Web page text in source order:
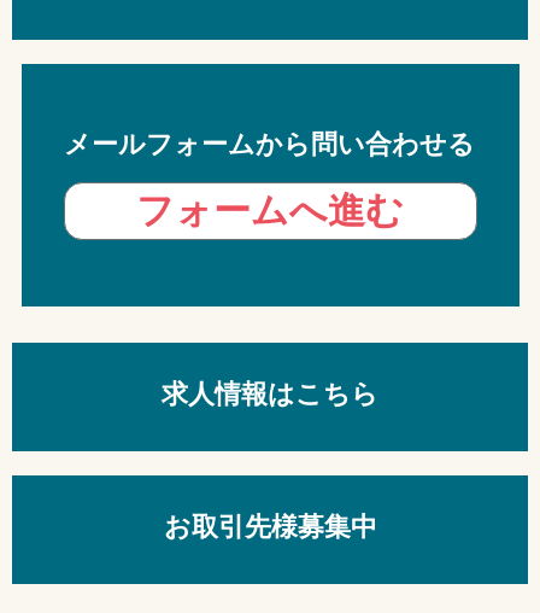
メールフォームから問い合わせる
フォームへ進む
求人情報はこちら
お取引先様募集中